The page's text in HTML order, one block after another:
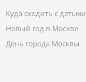
Куда сходить с детьми
Новый год в Москве
День города Москвы